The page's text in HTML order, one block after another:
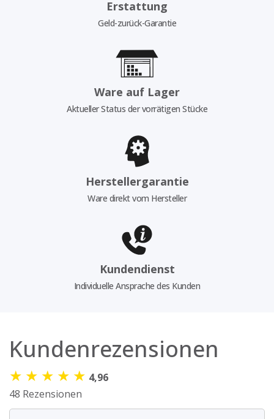
Erstattung
Geld-zurück-Garantie
Ware auf Lager
Aktueller Status der vorrätigen Stücke
Herstellergarantie
Ware direkt vom Hersteller
Kundendienst
Individuelle Ansprache des Kunden
Kundenrezensionen
★ ★ ★ ★ ★ 4,96
48 Rezensionen